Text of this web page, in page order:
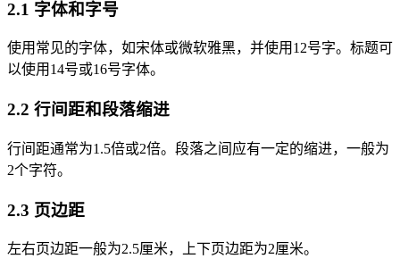
2.1 字体和字号
使用常见的字体，如宋体或微软雅黑，并使用12号字。标题可
以使用14号或16号字体。
2.2 行间距和段落缩进
行间距通常为1.5倍或2倍。段落之间应有一定的缩进，一般为
2个字符。
2.3 页边距
左右页边距一般为2.5厘米，上下页边距为2厘米。